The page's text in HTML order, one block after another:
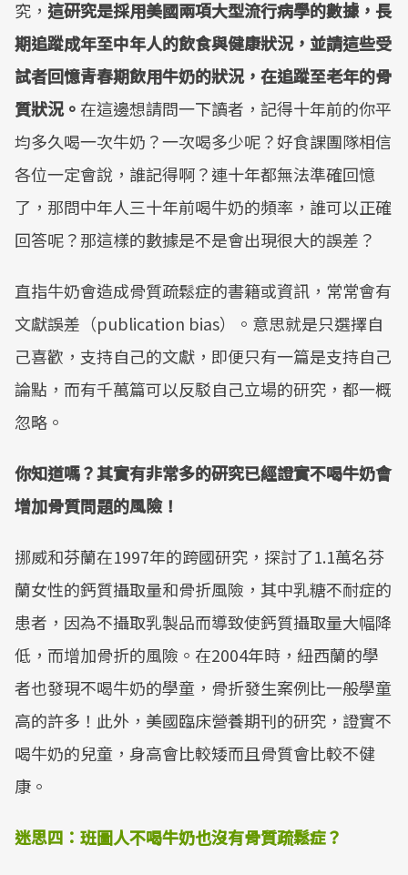
究， 這研究是採用美國兩項大型流行病學的數據，長
期追蹤成年至中年人的飲食與健康狀況，並請這些受
試者回憶青春期飲用牛奶的狀況，在追蹤至老年的骨
質狀況。 在這邊想請問一下讀者，記得十年前的你平
均多久喝一次牛奶？一次喝多少呢？好食課團隊相信
各位一定會說，誰記得啊？連十年都無法準確回憶
了，那問中年人三十年前喝牛奶的頻率，誰可以正確
回答呢？那這樣的數據是不是會出現很大的誤差？
直指牛奶會造成骨質疏鬆症的書籍或資訊，常常會有
文獻誤差（publication bias）。意思就是只選擇自
己喜歡，支持自己的文獻，即便只有一篇是支持自己
論點，而有千萬篇可以反駁自己立場的研究，都一概
忽略。
你知道嗎？其實有非常多的研究已經證實不喝牛奶會
增加骨質問題的風險！
挪威和芬蘭在1997年的跨國研究，探討了1.1萬名芬
蘭女性的鈣質攝取量和骨折風險，其中乳糖不耐症的
患者，因為不攝取乳製品而導致使鈣質攝取量大幅降
低，而增加骨折的風險。在2004年時，紐西蘭的學
者也發現不喝牛奶的學童，骨折發生案例比一般學童
高的許多！此外，美國臨床營養期刊的研究，證實不
喝牛奶的兒童，身高會比較矮而且骨質會比較不健
康。
迷思四：班圖人不喝牛奶也沒有骨質疏鬆症？